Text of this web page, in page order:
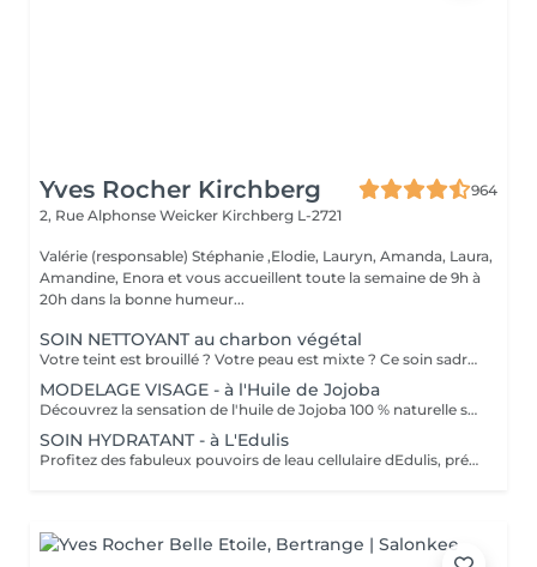
Yves Rocher Kirchberg
964
2, Rue Alphonse Weicker Kirchberg L-2721
Valérie (responsable) Stéphanie ,Elodie, Lauryn, Amanda, Laura,
Amandine, Enora et vous accueillent toute la semaine de 9h à
20h dans la bonne humeur...
SOIN NETTOYANT au charbon végétal
Votre teint est brouillé ? Votre peau est mixte ? Ce soin sadresse à vous. Votre peau est nettoyée par une exfoliation douce, sous vapeur, complétée par une extraction des comédons. Pour finir, lapplication dun masque purifie la zone médiane (front, nez, menton), et hydrate le reste de votre visage. Detoxifié et hydraté, votre visage retrouve un teint unifié et lumineux. Bénéfices : Detoxifié et hydraté, votre visage retrouve un teint unifié et lumineux.
MODELAGE VISAGE - à l'Huile de Jojoba
Découvrez la sensation de l'huile de Jojoba 100 % naturelle sur votre peau. Nourrie, votre peau retrouve tout son confort. Libéré de ses tensions grâce aux mains habiles de notre esthéticienne, votre visage est détendu. Bénéfices : Nourrie, votre peau retrouve tout son confort.
SOIN HYDRATANT - à L'Edulis
Profitez des fabuleux pouvoirs de leau cellulaire dEdulis, précieuse source dhydratation continue. Après la brumisation du Sérum concentré en eau cellulaire, le Masque Crème ressourçant se transforme en une texture soyeuse qui fond sur votre peau sous le délicat modelage de notre esthéticienne. Bénéfices : Gorgée deau, votre peau retrouve douceur, souplesse et éclat. Retrouvez le confort dune peau hydratée en continu.